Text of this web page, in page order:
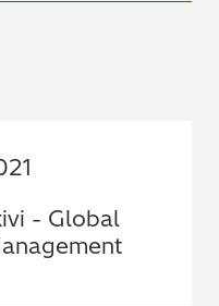
- Global